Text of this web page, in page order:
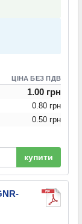
ЦІНА БЕЗ ПДВ
1.00 грн
0.80 грн
0.50 грн
купити